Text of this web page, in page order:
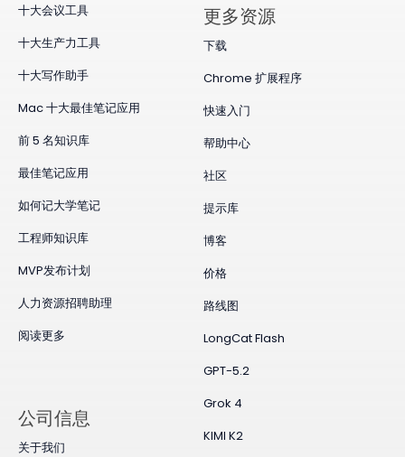
十大会议工具
十大生产力工具
十大写作助手
Mac 十大最佳笔记应用
前 5 名知识库
最佳笔记应用
如何记大学笔记
工程师知识库
MVP发布计划
人力资源招聘助理
阅读更多
更多资源
下载
Chrome 扩展程序
快速入门
帮助中心
社区
提示库
博客
价格
路线图
LongCat Flash
GPT-5.2
Grok 4
KIMI K2
公司信息
关于我们